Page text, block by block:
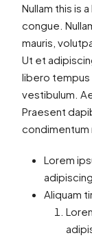
Nullam this is
congue.
mauris,
Ut et
libero tempus
vestibulum.
Praesent
condimentum
Lorem
Aliquam